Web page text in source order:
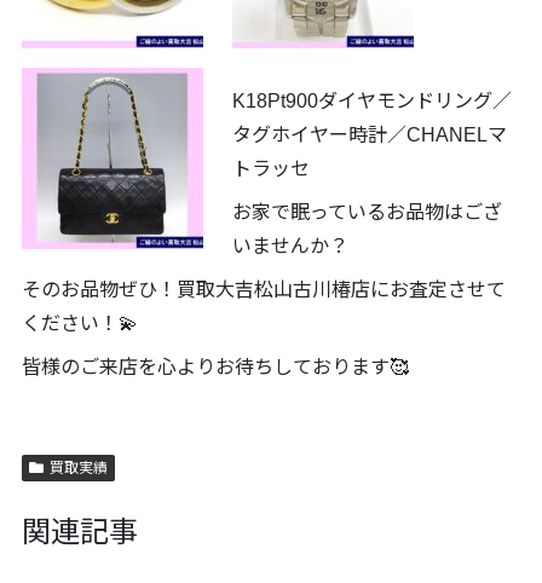
K18Pt900ダイヤモンドリング／
タグホイヤー時計／CHANELマ
トラッセ
お家で眠っているお品物はござ
いませんか？
そのお品物ぜひ！買取大吉松山古川椿店にお査定させて
ください！💫
皆様のご来店を心よりお待ちしております🥰
買取実績
関連記事